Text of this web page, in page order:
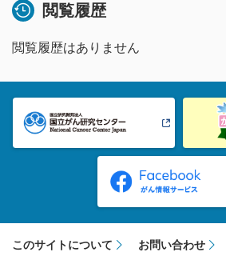
閲覧履歴
閲覧履歴はありません
このサイトについて お問い合わせ